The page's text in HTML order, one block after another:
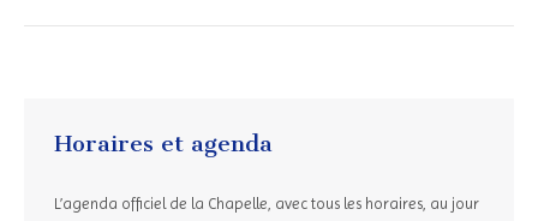
:
Horaires et agenda
L’agenda officiel de la Chapelle, avec tous les horaires, au jour